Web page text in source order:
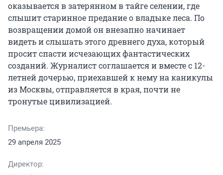
оказывается в затерянном в тайге селении, где
слышит старинное предание о владыке леса. По
возвращении домой он внезапно начинает
видеть и слышать этого древнего духа, который
просит спасти исчезающих фантастических
созданий. Журналист соглашается и вместе с 12-
летней дочерью, приехавшей к нему на каникулы
из Москвы, отправляется в края, почти не
тронутые цивилизацией.
Премьера:
29 апреля 2025
Директор: